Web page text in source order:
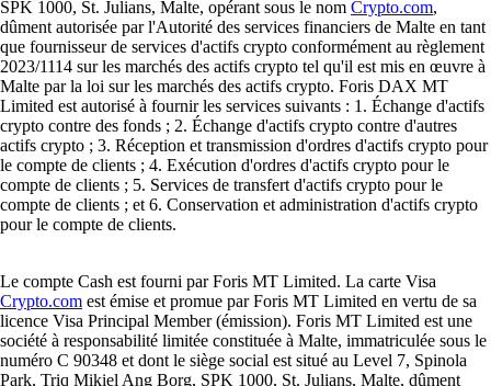
SPK 1000, St. Julians, Malte, opérant sous le nom Crypto.com,
dûment autorisée par l'Autorité des services financiers de Malte en tant
que fournisseur de services d'actifs crypto conformément au règlement
2023/1114 sur les marchés des actifs crypto tel qu'il est mis en œuvre à
Malte par la loi sur les marchés des actifs crypto. Foris DAX MT
Limited est autorisé à fournir les services suivants : 1. Échange d'actifs
crypto contre des fonds ; 2. Échange d'actifs crypto contre d'autres
actifs crypto ; 3. Réception et transmission d'ordres d'actifs crypto pour
le compte de clients ; 4. Exécution d'ordres d'actifs crypto pour le
compte de clients ; 5. Services de transfert d'actifs crypto pour le
compte de clients ; et 6. Conservation et administration d'actifs crypto
pour le compte de clients.
Le compte Cash est fourni par Foris MT Limited. La carte Visa
Crypto.com est émise et promue par Foris MT Limited en vertu de sa
licence Visa Principal Member (émission). Foris MT Limited est une
société à responsabilité limitée constituée à Malte, immatriculée sous le
numéro C 90348 et dont le siège social est situé au Level 7, Spinola
Park, Triq Mikiel Ang Borg, SPK 1000, St. Julians, Malte, dûment